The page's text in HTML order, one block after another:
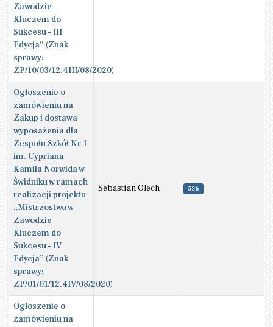
Zawodzie
Kluczem do
Sukcesu – III
Edycja” (Znak
sprawy:
ZP/10/03/12.4III/08/2020)
Ogłoszenie o
zamówieniu na
Zakup i dostawa
wyposażenia dla
Zespołu Szkół Nr 1
im. Cypriana
Kamila Norwida w
Świdniku w ramach
realizacji projektu
„Mistrzostwo w
Zawodzie
Kluczem do
Sukcesu – IV
Edycja” (Znak
sprawy:
ZP/01/01/12.4IV/08/2020)
Sebastian Olech 536
Ogłoszenie o
zamówieniu na